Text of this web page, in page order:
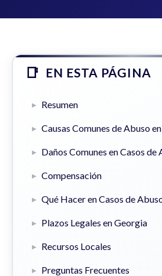
EN ESTA PÁGINA
Resumen
Causas Comunes de Abuso
Daños Comunes en Casos de
Compensación
Qué Hacer en Casos de
Plazos Legales en Georgia
Recursos Locales
Preguntas Frecuentes